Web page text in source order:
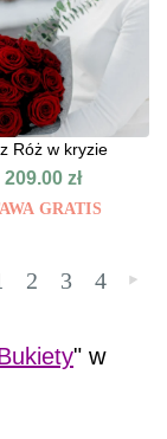
Róż w kryzie
209.00zł
GRATIS
2 3 4 »
" w